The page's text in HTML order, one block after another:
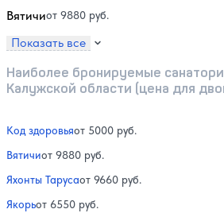
Вятичиот 9880 руб.
Показать все
Наиболее бронируемые
Калужской области (цена для
Код здоровьяот 5000 руб.
Вятичиот 9880 руб.
Яхонты Тарусаот 9660 руб.
Якорьот 6550 руб.